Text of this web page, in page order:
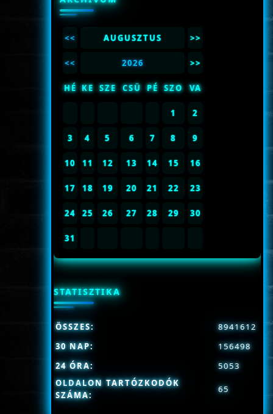
<< AUGUSZTUS >>
<< 2026 >>
HÉ KE SZE CSÜ PÉ SZO VA
1 2
3 4 5 6 7 8 9
10 11 12 13 14 15 16
17 18 19 20 21 22 23
24 25 26 27 28 29 30
31
STATISZTIKA
OLDALON TARTÓZKODÓK
SZÁMA:
65
ÖSSZES:
8941612
30 NAP:
156498
24 ÓRA:
5053